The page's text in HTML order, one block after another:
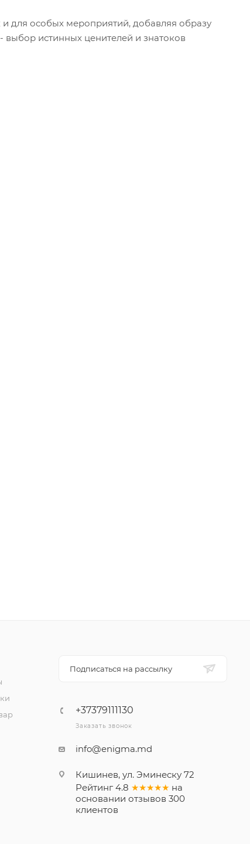
для особых мероприятий, добавляя образу
выбор истинных ценителей и знатоков
Подписаться на рассылку
+37379111130
Заказать звонок
info@enigma.md
Кишинев, ул. Эминеску 72
Рейтинг 4.8 ★★★★★ на
основании отзывов 300
клиентов